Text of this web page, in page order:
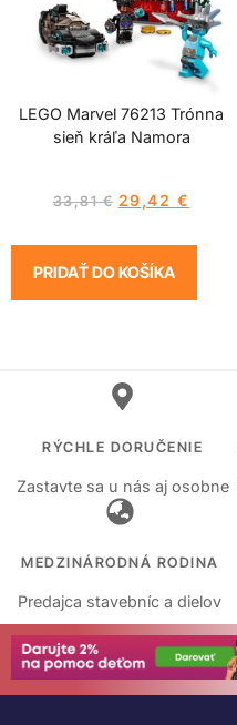
LEGO Marvel 76213 Trónna
sieň kráľa Namora
33,81€ 29,42 €
PRIDAŤ DO KOŠÍKA
RÝCHLE DORUČENIE
Zastavte sa u nás aj osobne
MEDZINÁRODNÁ RODINA
Predajca stavebníc a dielov